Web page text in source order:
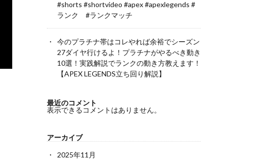
#shorts #shortvideo #apex #apexlegends #
ランク #ランクマッチ
今のプラチナ帯はコレやれば余裕でシーズン
27ダイヤ行けるよ！プラチナがやるべき動き
10選！実践解説でランクの動き方教えます！
【APEX LEGENDS立ち回り解説】
最近のコメント
表示できるコメントはありません。
アーカイブ
2025年11月